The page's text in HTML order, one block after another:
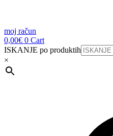
moj račun
0,00€ 0 Cart
ISKANJE po produktih
×